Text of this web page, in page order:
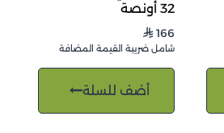
32 أونصة
⃁166
شامل ضريبة القيمة المضافة
أضف للسلة